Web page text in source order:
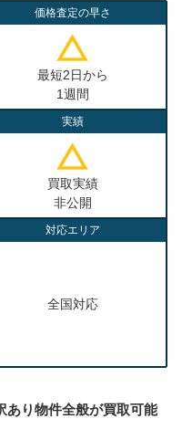
価格査定の早さ
最短2日から
1週間
実績
買取実績
非公開
対応エリア
全国対応
あり物件全般が買取可能